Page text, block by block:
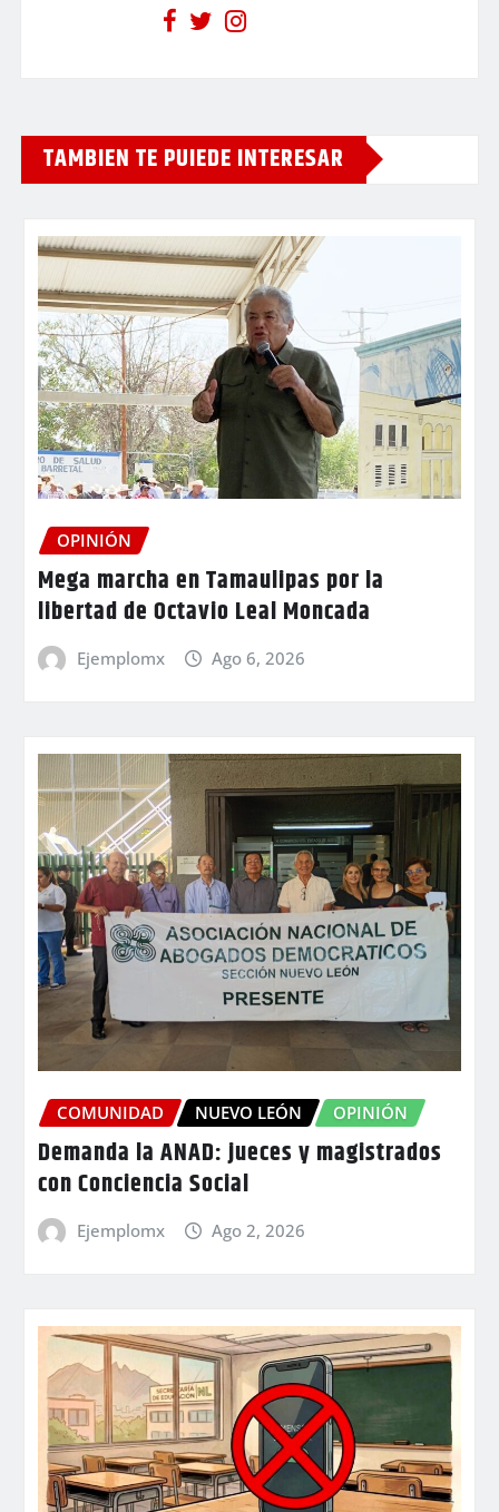
TAMBIEN TE PUIEDE INTERESAR
OPINIÓN
Mega marcha en Tamaulipas por la
libertad de Octavio Leal Moncada
Ejemplomx Ago 6, 2026
COMUNIDAD NUEVO LEÓN OPINIÓN
Demanda la ANAD: jueces y magistrados
con Conciencia Social
Ejemplomx Ago 2, 2026